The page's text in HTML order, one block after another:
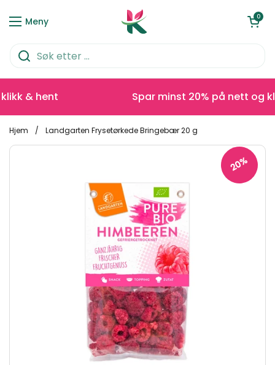
Meny
Åpen0
& hent Spar minst 20% på nett og
Hjem / Landgarten Frysetørkede Bringebær 20 g
20%